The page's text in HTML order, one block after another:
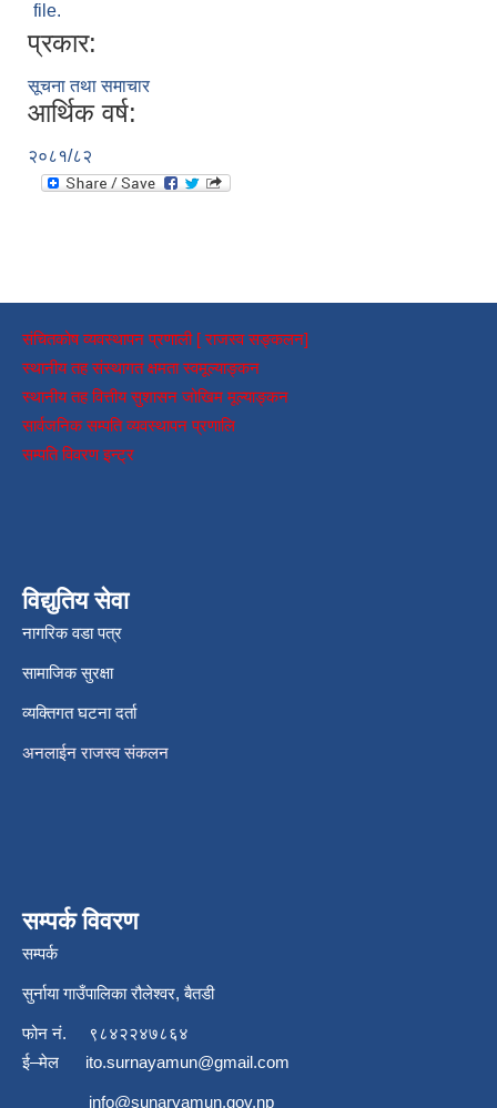
file.
प्रकार:
सूचना तथा समाचार
आर्थिक वर्ष:
२०८१/८२
संचितकोष व्यवस्थापन प्रणाली [ राजस्व सङ्कलन]
स्थानीय तह संस्थागत क्षमता स्वमूल्याङ्कन
स्थानीय तह वित्तीय सुशासन जोखिम मूल्याङ्कन
सार्वजनिक सम्पति व्यवस्थापन प्रणालि
सम्पति विवरण इन्ट्र
विद्युतिय सेवा
नागरिक वडा पत्र
सामाजिक सुरक्षा
व्यक्तिगत घटना दर्ता
अनलाईन राजस्व संकलन
सम्पर्क विवरण
सम्पर्क
सुर्नाया गाउँपालिका रौलेश्वर, बैतडी
फोन नं.
९८४२२४७८६४
ई–मेल ito.surnayamun@gmail.com
info@sunaryamun.gov.np